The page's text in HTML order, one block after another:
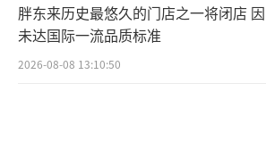
胖东来历史最悠久的门店之一将闭店 因
未达国际一流品质标准
2026-08-08 13:10:50